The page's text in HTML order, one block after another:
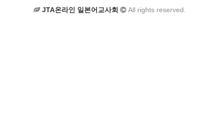
JTA온라인 일본어교사회 All rights reserved.